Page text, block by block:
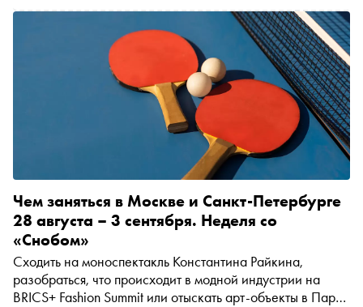
кинокритики после премьеры в Каннах. О том, почему
победа Джармуша в Венеции стала поводом для
множества слухов, — в материале «Сноба»
Чем заняться в Москве и Санкт-Петербурге
28 августа – 3 сентября. Неделя со
«Снобом»
Сходить на моноспектакль Константина Райкина,
разобраться, что происходит в модной индустрии на
BRICS+ Fashion Summit или отыскать арт-объекты в Парке